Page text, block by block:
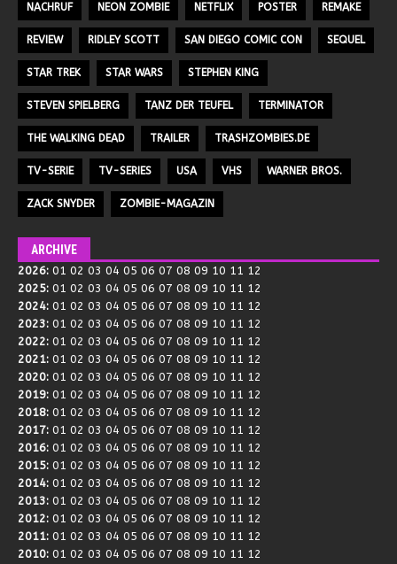
NACHRUF NEON ZOMBIE NETFLIX POSTER REMAKE
REVIEW RIDLEY SCOTT SAN DIEGO COMIC CON SEQUEL
STAR TREK STAR WARS STEPHEN KING
STEVEN SPIELBERG TANZ DER TEUFEL TERMINATOR
THE WALKING DEAD TRAILER TRASHZOMBIES.DE
TV-SERIE TV-SERIES USA VHS WARNER BROS.
ZACK SNYDER ZOMBIE-MAGAZIN
ARCHIVE
2026: 01 02 03 04 05 06 07 08 09 10 11 12
2025: 01 02 03 04 05 06 07 08 09 10 11 12
2024: 01 02 03 04 05 06 07 08 09 10 11 12
2023: 01 02 03 04 05 06 07 08 09 10 11 12
2022: 01 02 03 04 05 06 07 08 09 10 11 12
2021: 01 02 03 04 05 06 07 08 09 10 11 12
2020: 01 02 03 04 05 06 07 08 09 10 11 12
2019: 01 02 03 04 05 06 07 08 09 10 11 12
2018: 01 02 03 04 05 06 07 08 09 10 11 12
2017: 01 02 03 04 05 06 07 08 09 10 11 12
2016: 01 02 03 04 05 06 07 08 09 10 11 12
2015: 01 02 03 04 05 06 07 08 09 10 11 12
2014: 01 02 03 04 05 06 07 08 09 10 11 12
2013: 01 02 03 04 05 06 07 08 09 10 11 12
2012: 01 02 03 04 05 06 07 08 09 10 11 12
2011: 01 02 03 04 05 06 07 08 09 10 11 12
2010: 01 02 03 04 05 06 07 08 09 10 11 12